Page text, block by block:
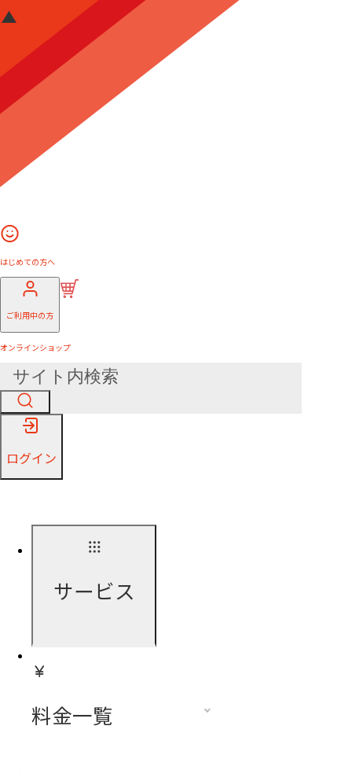
はじめての方へ
ご利用中の方
オンラインショップ
ログイン
サービス
料金一覧